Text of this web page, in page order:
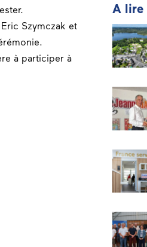
Szymczak et
à participer à
A lire